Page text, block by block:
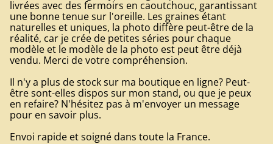
livrées avec des fermoirs en caoutchouc, garantissant
une bonne tenue sur l'oreille. Les graines étant
naturelles et uniques, la photo diffère peut-être de la
réalité, car je crée de petites séries pour chaque
modèle et le modèle de la photo est peut être déjà
vendu. Merci de votre compréhension.
Il n'y a plus de stock sur ma boutique en ligne? Peut-
être sont-elles dispos sur mon stand, ou que je peux
en refaire? N'hésitez pas à m'envoyer un message
pour en savoir plus.
Envoi rapide et soigné dans toute la France.